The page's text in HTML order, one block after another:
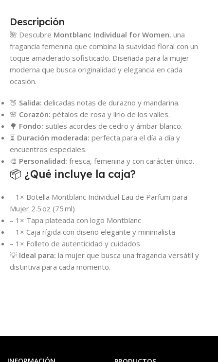
Descripción
🌺 Descubre Montblanc Individual for Women, una
fragancia femenina que combina la suavidad floral con un
toque amaderado sofisticado. Diseñada para la mujer
moderna que busca originalidad y elegancia en cada
ocasión.
🍑 Salida: delicadas notas de durazno y mandarina.
🌸 Corazón: pétalos de rosa y lirio de los valles.
🌳 Fondo: sutiles acordes de cedro y ámbar blanco.
⏳ Duración moderada: perfecta para el día a día y
encuentros especiales.
🎨 Personalidad: fresca, femenina y con carácter único.
📦 ¿Qué incluye la caja?
– 1× Botella Montblanc Individual Eau de Parfum para
Mujer 2.5 oz (75 ml)
– 1× Tapa plateada con logo Montblanc
– 1× Caja rígida con diseño elegante y minimalista
– 1× Folleto de autenticidad y cuidados
💡 Ideal para: la mujer que busca una fragancia versátil y
distintiva para cada momento.